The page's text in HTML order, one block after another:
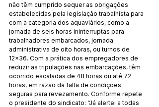
não têm cumprido sequer as obrigações
estabelecidas pela legislação trabalhista para
com a categoria dos aquaviários, como a
jornada de seis horas ininterruptas para
trabalhadores embarcados, jornada
administrativa de oito horas, ou turnos de
12x36. Com a prática dos empregadores de
reduzir as tripulações nas embarcações, têm
ocorrido escaladas de 48 horas ou até 72
horas, em razão da falta de condições
seguras para revezamento. Conforme repete
o presidente do sindicato: “Já alertei a todas